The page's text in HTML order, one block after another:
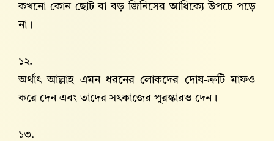
কখনো কোন ছোট বা বড় জিনিসের আধিক্যে উপচে পড়ে
না।
১২.
অর্থাৎ আল্লাহ‌ এমন ধরনের লোকদের দোষ-ত্রুটি মাফও
করে দেন এবং তাদের সৎকাজের পুরস্কারও দেন।
১৩.